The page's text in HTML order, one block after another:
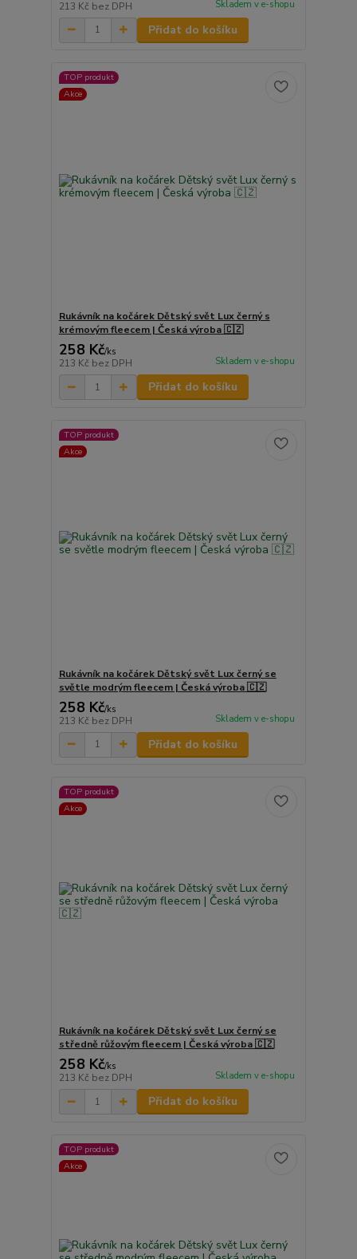
213 Kč bez DPH Skladem v e-shopu
Přidat do košíku
TOP produkt
Akce
Rukávník na kočárek Dětský svět Lux černý s
krémovým fleecem | Česká výroba 🇨🇿
258 Kč/ks
213 Kč bez DPH Skladem v e-shopu
Přidat do košíku
TOP produkt
Akce
Rukávník na kočárek Dětský svět Lux černý se
světle modrým fleecem | Česká výroba 🇨🇿
258 Kč/ks
213 Kč bez DPH Skladem v e-shopu
Přidat do košíku
TOP produkt
Akce
Rukávník na kočárek Dětský svět Lux černý se
středně růžovým fleecem | Česká výroba 🇨🇿
258 Kč/ks
213 Kč bez DPH Skladem v e-shopu
Přidat do košíku
TOP produkt
Akce